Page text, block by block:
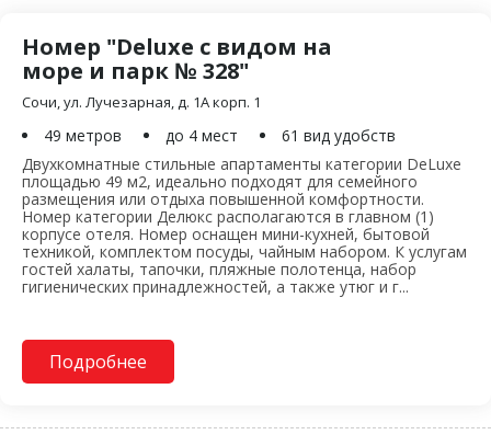
Номер "Deluxe с видом на
море и парк № 328"
Сочи, ул. Лучезарная, д. 1А корп. 1
49 метров до 4 мест
61 вид удобств
Двухкомнатные стильные апартаменты категории DeLuxe
площадью 49 м2, идеально подходят для семейного
размещения или отдыха повышенной комфортности.
Номер категории Делюкс располагаются в главном (1)
корпусе отеля. Номер оснащен мини-кухней, бытовой
техникой, комплектом посуды, чайным набором. К услугам
гостей халаты, тапочки, пляжные полотенца, набор
гигиенических принадлежностей, а также утюг и г...
Подробнее